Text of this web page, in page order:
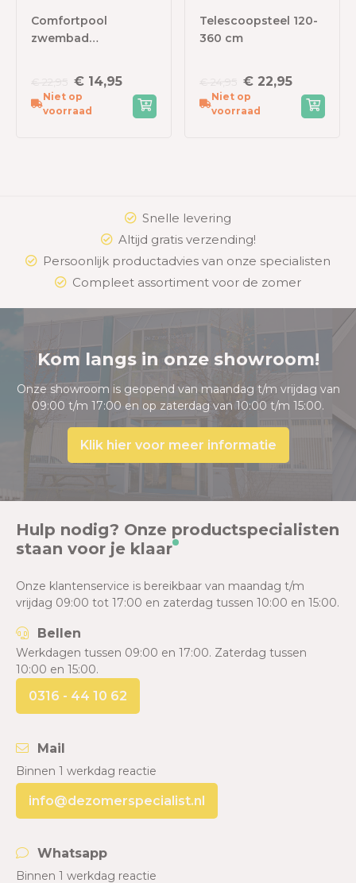
Comfortpool
zwembad
€ 14,95
Niet op
voorraad
Telescoopsteel 120-
360 cm
€ 22,95
Niet op
voorraad
Snelle levering
Altijd gratis verzending!
Persoonlijk productadvies van onze specialisten
Compleet assortiment voor de zomer
Kom langs in onze showroom!
Onze showroom is geopend van maandag t/m vrijdag van
09:00 t/m 17:00 en op zaterdag van 10:00 t/m 15:00.
Klik hier voor meer informatie
Hulp nodig? Onze productspecialisten
staan voor je klaar
Onze klantenservice is bereikbaar van maandag t/m
vrijdag 09:00 tot 17:00 en zaterdag tussen 10:00 en 15:00.
Bellen
Werkdagen tussen 09:00 en 17:00. Zaterdag tussen
10:00 en 15:00.
0316 - 44 10 62
Mail
Binnen 1 werkdag reactie
info@dezomerspecialist.nl
Whatsapp
Binnen 1 werkdag reactie